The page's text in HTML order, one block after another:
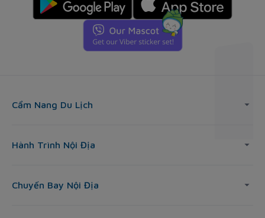
Cẩm Nang Du Lịch
Hành Trình Nội Địa
Chuyến Bay Nội Địa